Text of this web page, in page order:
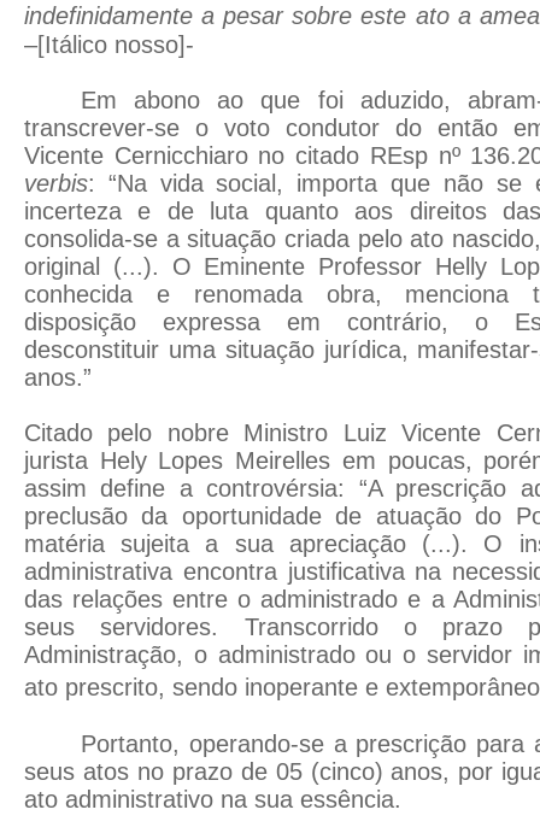
indefinidamente a pesar sobre este ato a
–[Itálico nosso]-
Em abono ao que foi aduzido,
transcrever-se o voto condutor do então
Vicente Cernicchiaro no citado REsp nº
verbis: “Na vida social, importa que não se
incerteza e de luta quanto aos direitos
consolida-se a situação criada pelo ato
original (...). O Eminente Professor Helly
conhecida e renomada obra, menciona
disposição expressa em contrário, o
desconstituir uma situação jurídica,
anos.”
Citado pelo nobre Ministro Luiz Vicente
jurista Hely Lopes Meirelles em poucas,
assim define a controvérsia: “A prescrição
preclusão da oportunidade de atuação do
matéria sujeita a sua apreciação (...). O
administrativa encontra justificativa na
das relações entre o administrado e a
seus servidores. Transcorrido o prazo
Administração, o administrado ou o servidor
ato prescrito, sendo inoperante e
Portanto, operando-se a prescrição para
seus atos no prazo de 05 (cinco) anos, por
ato administrativo na sua essência.